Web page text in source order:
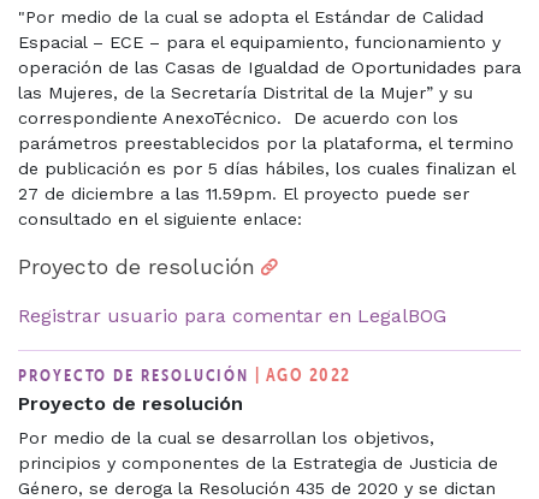
"Por medio de la cual se adopta el Estándar de Calidad
Espacial – ECE – para el equipamiento, funcionamiento y
operación de las Casas de Igualdad de Oportunidades para
las Mujeres, de la Secretaría Distrital de la Mujer” y su
correspondiente AnexoTécnico. De acuerdo con los
parámetros preestablecidos por la plataforma, el termino
de publicación es por 5 días hábiles, los cuales finalizan el
27 de diciembre a las 11.59pm. El proyecto puede ser
consultado en el siguiente enlace:
Proyecto de resolución
Registrar usuario para comentar en LegalBOG
PROYECTO DE RESOLUCIÓN | AGO 2022
Proyecto de resolución
Por medio de la cual se desarrollan los objetivos,
principios y componentes de la Estrategia de Justicia de
Género, se deroga la Resolución 435 de 2020 y se dictan